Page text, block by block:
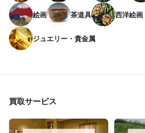
絵画 茶道具 西洋絵画
ジュエリー・貴金属
買取サービス